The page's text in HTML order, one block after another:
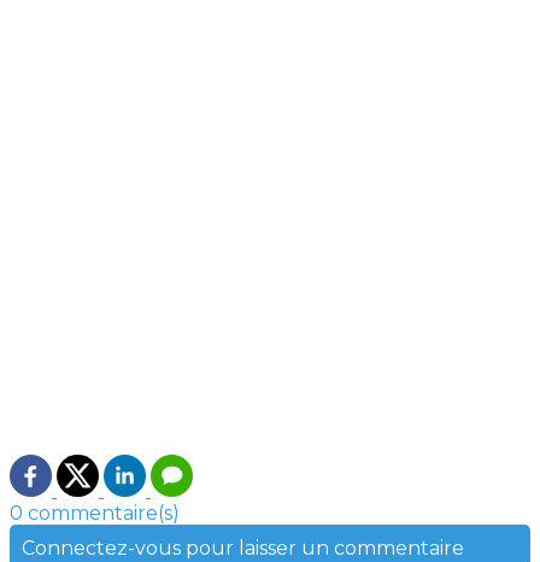
0 commentaire(s)
Connectez-vous pour laisser un commentaire